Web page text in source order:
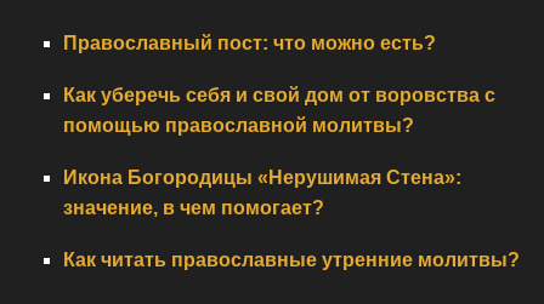
Православный пост: что можно есть?
Как уберечь себя и свой дом от воровства с
помощью православной молитвы?
Икона Богородицы «Нерушимая Стена»:
значение, в чем помогает?
Как читать православные утренние молитвы?